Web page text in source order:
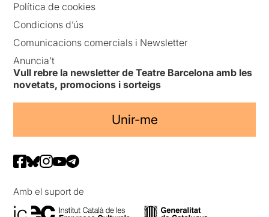
Política de cookies
Condicions d’ús
Comunicacions comercials i Newsletter
Anuncia’t
Vull rebre la newsletter de Teatre Barcelona amb les
novetats, promocions i sorteigs
Unir-me
Amb el suport de